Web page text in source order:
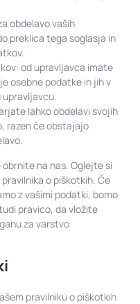
obdelavo vaših
preklica tega soglasja in
od upravljavca imate
osebne podatke in jih v
lahko obdelavi svojih
razen če obstajajo
na nas. Oglejte si
o piškotkih. Če
z vašimi podatki, bomo
pravico, da vložite
za varstvo
pravilniku o piškotkih